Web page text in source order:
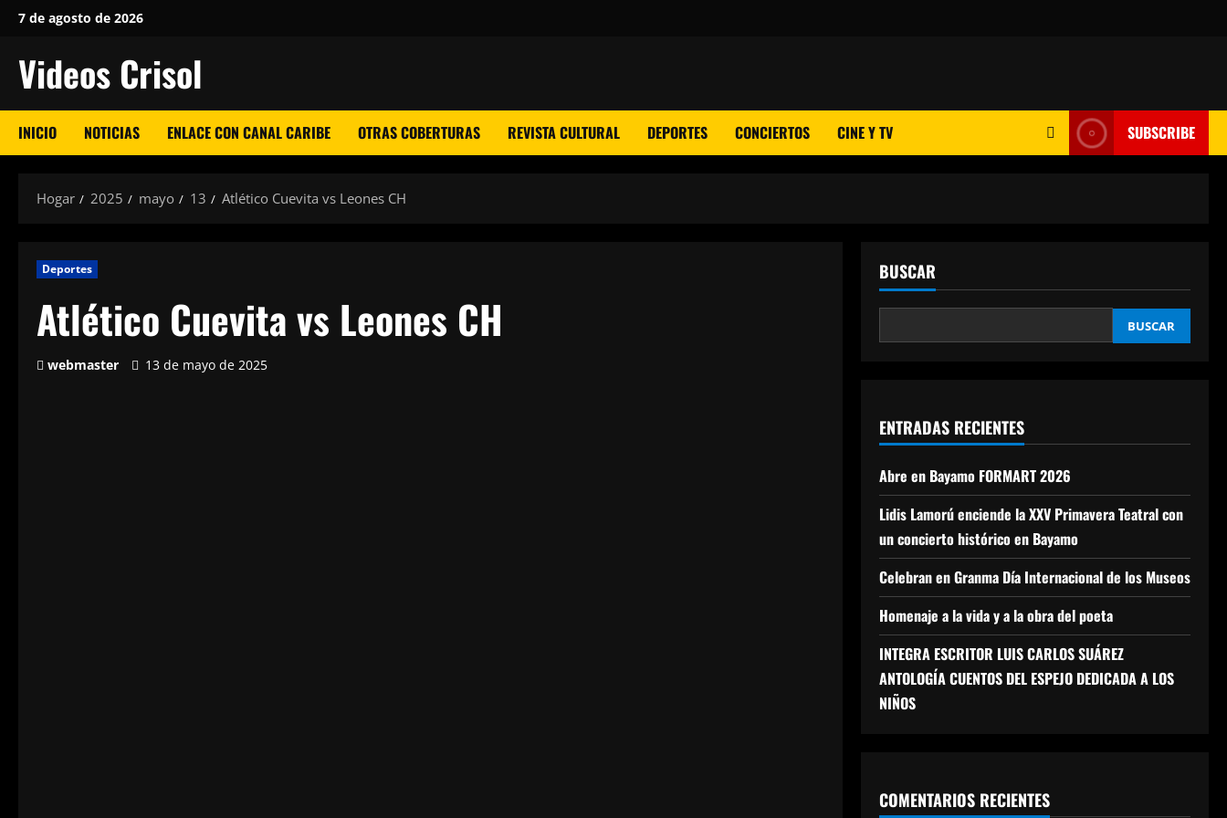
Saltar
contenido
7 de agosto de 2026
Videos Crisol
INICIO NOTICIAS ENLACE CON CANAL CARIBE OTRAS COBERTURAS REVISTA CULTURAL DEPORTES CONCIERTOS CINE Y TV SUBSCRIBE
Hogar 2025 mayo 13 Atlético Cuevita vs Leones CH
Deportes
Atlético Cuevita vs Leones CH
webmaster 13 de mayo de 2025
BUSCAR
BUSCAR
ENTRADAS RECIENTES
Abre en Bayamo FORMART 2026
Lidis Lamorú enciende la XXV Primavera Teatral con
un concierto histórico en Bayamo
Celebran en Granma Día Internacional de los Museos
Homenaje a la vida y a la obra del poeta
INTEGRA ESCRITOR LUIS CARLOS SUÁREZ
ANTOLOGÍA CUENTOS DEL ESPEJO DEDICADA A LOS
NIÑOS
COMENTARIOS RECIENTES